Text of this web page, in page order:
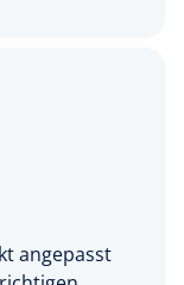
angepasst